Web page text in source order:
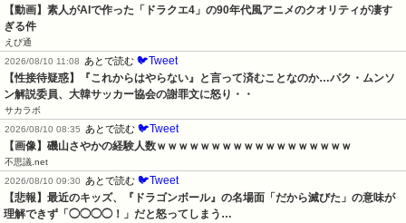
【動画】素人がAIで作った「ドラクエ4」の90年代風アニメのクオリティが凄す
ぎる件
えび通
2026/08/10 11:08
あとで読む 🐦Tweet
【性接待疑惑】『これからはやらない』と言って済むことなのか…パク・ムンソ
ン解説委員、大韓サッカー協会の謝罪文に怒り・・
サカラボ
2026/08/10 08:35
あとで読む 🐦Tweet
【画像】磯山さやかの経験人数ｗｗｗｗｗｗｗｗｗｗｗｗｗｗｗｗｗｗ
不思議.net
2026/08/10 09:30
あとで読む 🐦Tweet
【悲報】最近のキッズ、『ドラゴンボール』の名場面「だから滅びた」の意味が
理解できず「◯◯◯◯！」だと怒ってしまう…